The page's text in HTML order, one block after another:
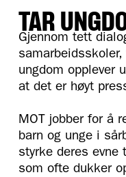
TAR
Gjennom tett
ungdom opplever
at det er høyt
MOT jobber for å
barn og unge i
styrke deres evne
som ofte dukker